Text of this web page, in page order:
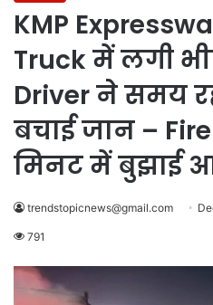
KMP
Truck में लगी
Driver ने समय
बचाई जान –
मिनट में बुझाई
trendstopicnews@gmail.com
791